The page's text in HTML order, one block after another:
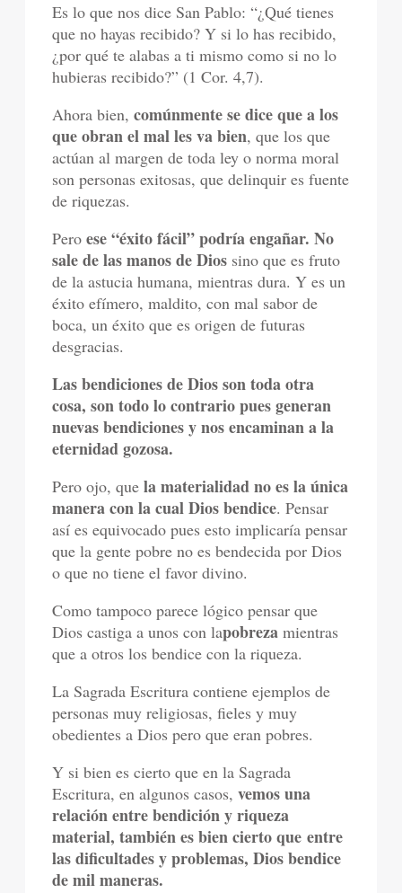
Es lo que nos dice San Pablo: “¿Qué tienes
que no hayas recibido? Y si lo has recibido,
¿por qué te alabas a ti mismo como si no lo
hubieras recibido?” (1 Cor. 4,7).
Ahora bien,comúnmente se dice que a los
que obran el mal les va bien, que los que
actúan al margen de toda ley o norma moral
son personas exitosas, que delinquir es fuente
de riquezas.
Peroese “éxito fácil” podría engañar. No
sale de las manos de Dios sino que es fruto
de la astucia humana, mientras dura. Y es un
éxito efímero, maldito, con mal sabor de
boca, un éxito que es origen de futuras
desgracias.
Las bendiciones de Dios son toda otra
cosa, son todo lo contrario pues generan
nuevas bendiciones y nos encaminan a la
eternidad gozosa.
Pero ojo, quela materialidad no es la única
manera con la cual Dios bendice. Pensar
así es equivocado pues esto implicaría pensar
que la gente pobre no es bendecida por Dios
o que no tiene el favor divino.
Como tampoco parece lógico pensar que
Dios castiga a unos con lapobreza mientras
que a otros los bendice con la riqueza.
La Sagrada Escritura contiene ejemplos de
personas muy religiosas, fieles y muy
obedientes a Dios pero que eran pobres.
Y si bien es cierto que en la Sagrada
Escritura, en algunos casos,vemos una
relación entre bendición y riqueza
material, también es bien cierto queentre
las dificultades y problemas, Dios bendice
de mil maneras.